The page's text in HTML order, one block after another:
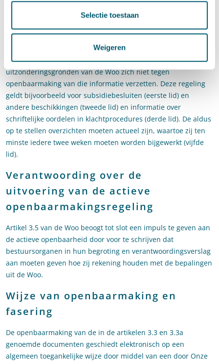
Selectie toestaan
Weigeren
overzichten
artikel 3.3a van de Woo in de mogelijkheid om de informatie
openbaar te maken in de vorm van voor personen elektronisch
raadpleegbare overzichten, ook weer behoudens voor zover de
uitzonderingsgronden van de Woo zich niet tegen
openbaarmaking van die informatie verzetten. Deze regeling
geldt bijvoorbeeld voor subsidiebesluiten (eerste lid) en
andere beschikkingen (tweede lid) en informatie over
schriftelijke oordelen in klachtprocedures (derde lid). De aldus
op te stellen overzichten moeten actueel zijn, waartoe zij ten
minste iedere twee weken moeten worden bijgewerkt (vijfde
lid).
Verantwoording over de
uitvoering van de actieve
openbaarmakingsregeling
Artikel 3.5 van de Woo beoogt tot slot een impuls te geven aan
de actieve openbaarheid door voor te schrijven dat
bestuursorganen in hun begroting en verantwoordingsverslag
aan moeten geven hoe zij rekening houden met de bepalingen
uit de Woo.
Wijze van openbaarmaking en
fasering
De openbaarmaking van de in de artikelen 3.3 en 3.3a
genoemde documenten geschiedt elektronisch op een
algemeen toegankelijke wijze door middel van een door Onze